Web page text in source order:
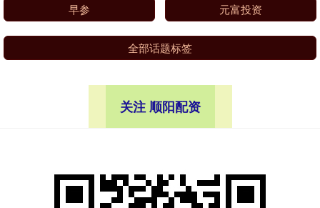
早参 元富投资
全部话题标签
关注 顺阳配资